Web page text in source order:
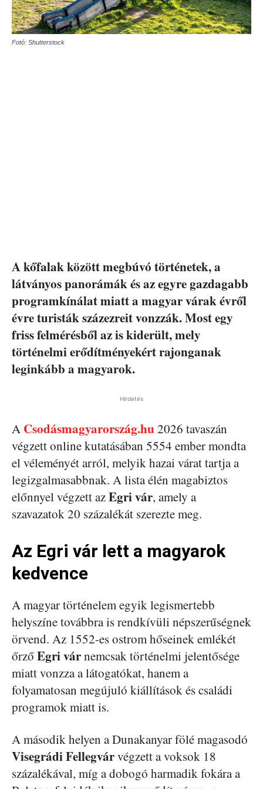
Fotó: Shutterstock
A kőfalak között megbúvó történetek, a
látványos panorámák és az egyre gazdagabb
programkínálat miatt a magyar várak évről
évre turisták százezreit vonzzák. Most egy
friss felmérésből az is kiderült, mely
történelmi erődítményekért rajonganak
leginkább a magyarok.
Hirdetés
A Csodásmagyarország.hu2026 tavaszán
végzett online kutatásában 5554 ember mondta
el véleményét arról, melyik hazai várat tartja a
legizgalmasabbnak. A lista élén magabiztos
előnnyel végzett azEgri vár, amely a
szavazatok 20 százalékát szerezte meg.
Az Egri vár lett a magyarok
kedvence
A magyar történelem egyik legismertebb
helyszíne továbbra is rendkívüli népszerűségnek
örvend. Az 1552-es ostrom hőseinek emlékét
őrzőEgri várnemcsak történelmi jelentősége
miatt vonzza a látogatókat, hanem a
folyamatosan megújuló kiállítások és családi
programok miatt is.
A második helyen a Dunakanyar fölé magasodó
Visegrádi Fellegvárvégzett a voksok 18
százalékával, míg a dobogó harmadik fokára a